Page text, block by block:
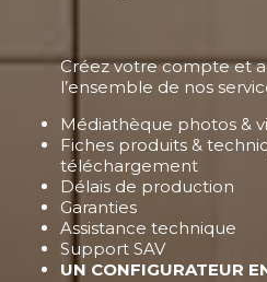
Créez votre compte et
l’ensemble de nos
Médiathèque photos &
Fiches produits &
téléchargement
Délais de production
Garanties
Assistance technique
Support SAV
UN CONFIGURATEUR